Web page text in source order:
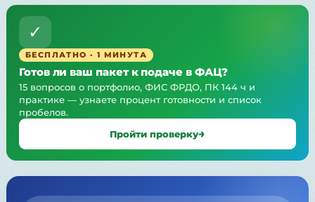
✓
БЕСПЛАТНО · 1 МИНУТА
Готов ли ваш пакет к подаче в ФАЦ?
15 вопросов о портфолио, ФИС ФРДО, ПК 144 ч и
практике — узнаете процент готовности и список
пробелов.
Пройти проверку